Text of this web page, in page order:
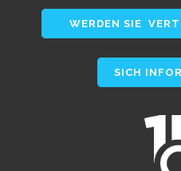
WERDEN SIE
SICH